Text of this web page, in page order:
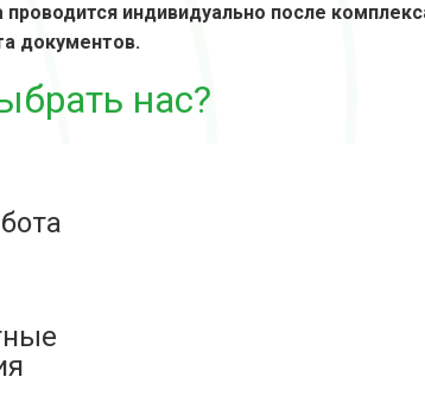
индивидуально после
документов.
нас?